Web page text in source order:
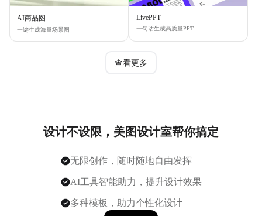
AI商品图
一键生成海量场景图
LivePPT
一句话生成高质量PPT
查看更多
设计不设限，美图设计室帮你搞定
无限创作，随时随地自由发挥
AI工具智能助力，提升设计效果
多种模板，助力个性化设计